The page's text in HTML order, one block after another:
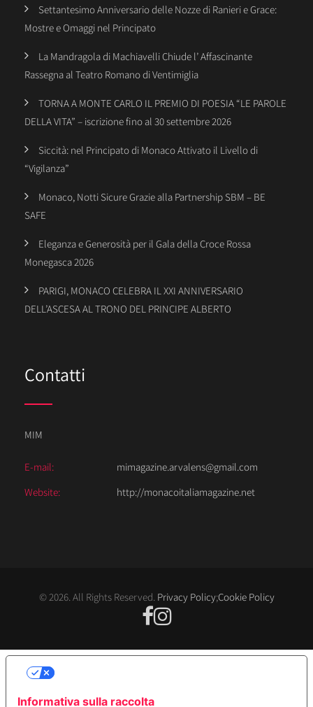
Settantesimo Anniversario delle Nozze di Ranieri e Grace:
Mostre e Omaggi nel Principato
La Mandragola di Machiavelli Chiude l’ Affascinante
Rassegna al Teatro Romano di Ventimiglia
TORNA A MONTE CARLO IL PREMIO DI POESIA “LE PAROLE
DELLA VITA” – iscrizione fino al 30 settembre 2026
Siccità: nel Principato di Monaco Attivato il Livello di
“Vigilanza”
Monaco, Notti Sicure Grazie alla Partnership SBM – BE
SAFE
Eleganza e Generosità per il Gala della Croce Rossa
Monegasca 2026
PARIGI, MONACO CELEBRA IL XXI ANNIVERSARIO
DELL’ASCESA AL TRONO DEL PRINCIPE ALBERTO
Contatti
MIM
E-mail:
mimagazine.arvalens@gmail.com
Website:
http://monacoitaliamagazine.net
© 2026. All Rights Reserved. Privacy Policy;Cookie Policy
Informativa sulla raccolta